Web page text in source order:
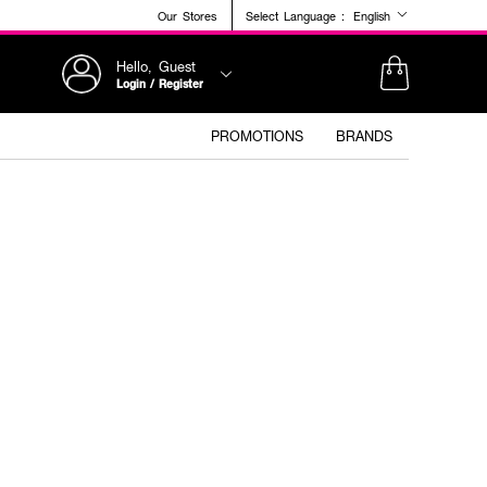
Our Stores Select Language : English
Hello, Guest
Login / Register
PROMOTIONS BRANDS